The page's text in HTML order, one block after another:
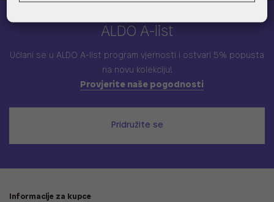
ALDO A-list
Učlani se u ALDO A-list program vjernosti i ostvari 5% popusta
na novu kolekciju!
Provjerite naše pogodnosti
Pridružite se
Informacije za kupce